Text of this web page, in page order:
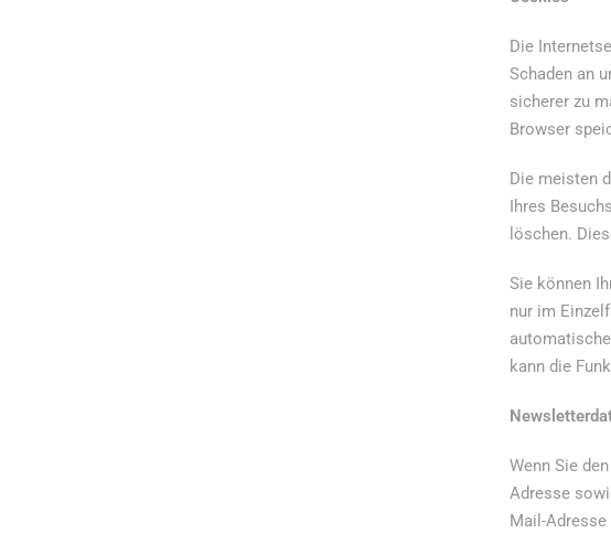
Die
Schaden an
sicherer zu
Browser
Die meisten
Ihres
löschen.
Sie können
nur im
kann die
Wenn Sie
Adresse
Mail-